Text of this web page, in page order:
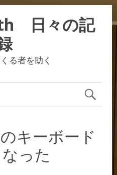
日々の記
る者を助く
キーボード
った